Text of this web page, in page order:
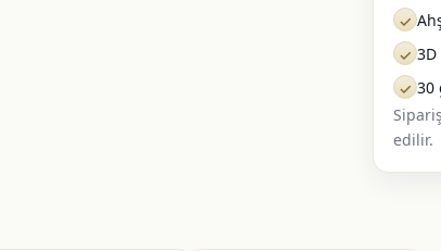
✓
✓
✓ 30
edilir.